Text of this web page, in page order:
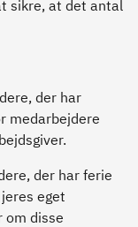
sikre, at det antal
der har
medarbejdere
der har ferie
eget
om disse